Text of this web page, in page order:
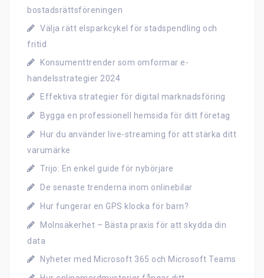
bostadsrättsföreningen
Välja rätt elsparkcykel för stadspendling och
fritid
Konsumenttrender som omformar e-
handelsstrategier 2024
Effektiva strategier för digital marknadsföring
Bygga en professionell hemsida för ditt företag
Hur du använder live-streaming för att stärka ditt
varumärke
Trijo: En enkel guide för nybörjare
De senaste trenderna inom onlinebilar
Hur fungerar en GPS klocka för barn?
Molnsäkerhet – Bästa praxis för att skydda din
data
Nyheter med Microsoft 365 och Microsoft Teams